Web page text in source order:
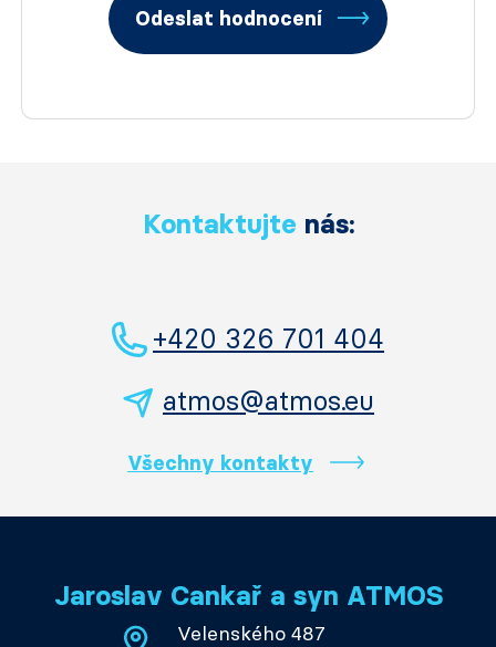
Odeslat hodnocení
Kontaktujte nás:
+420 326 701 404
atmos@atmos.eu
Všechny kontakty
Jaroslav Cankař a syn ATMOS
Velenského 487